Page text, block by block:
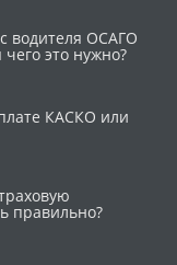
водителя ОСАГО
это нужно?
КАСКО или
правильно?